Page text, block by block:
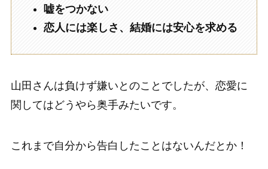
嘘をつかない
恋人には楽しさ、結婚には安心を求める
山田さんは負けず嫌いとのことでしたが、恋愛に
関してはどうやら奥手みたいです。
これまで自分から告白したことはないんだとか！